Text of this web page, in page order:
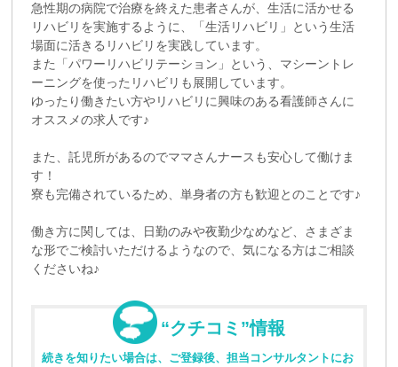
急性期の病院で治療を終えた患者さんが、生活に活かせる
リハビリを実施するように、「生活リハビリ」という生活
場面に活きるリハビリを実践しています。
また「パワーリハビリテーション」という、マシーントレ
ーニングを使ったリハビリも展開しています。
ゆったり働きたい方やリハビリに興味のある看護師さんに
オススメの求人です♪
また、託児所があるのでママさんナースも安心して働けま
す！
寮も完備されているため、単身者の方も歓迎とのことです♪
働き方に関しては、日勤のみや夜勤少なめなど、さまざま
な形でご検討いただけるようなので、気になる方はご相談
くださいね♪
“クチコミ”情報
続きを知りたい場合は、ご登録後、担当コンサルタントにお